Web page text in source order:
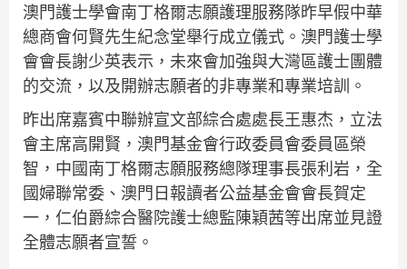
澳門護士學會南丁格爾志願護理服務隊昨早假中華
總商會何賢先生紀念堂舉行成立儀式。澳門護士學
會會長謝少英表示，未來會加強與大灣區護士團體
的交流，以及開辦志願者的非專業和專業培訓。
昨出席嘉賓中聯辦宣文部綜合處處長王惠杰，立法
會主席高開賢，澳門基金會行政委員會委員區榮
智，中國南丁格爾志願服務總隊理事長張利岩，全
國婦聯常委、澳門日報讀者公益基金會會長賀定
一，仁伯爵綜合醫院護士總監陳穎茜等出席並見證
全體志願者宣誓。